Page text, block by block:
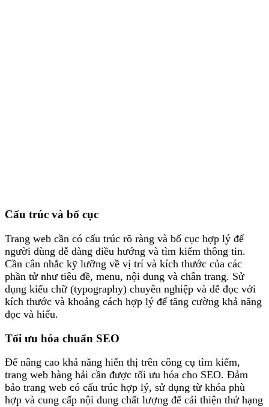
Cấu trúc và bố cục
Trang web cần có cấu trúc rõ ràng và bố cục hợp lý để
người dùng dễ dàng điều hướng và tìm kiếm thông tin.
Cần cân nhắc kỹ lưỡng về vị trí và kích thước của các
phần tử như tiêu đề, menu, nội dung và chân trang. Sử
dụng kiểu chữ (typography) chuyên nghiệp và dễ đọc với
kích thước và khoảng cách hợp lý để tăng cường khả năng
đọc và hiểu.
Tối ưu hóa chuẩn SEO
Để nâng cao khả năng hiển thị trên công cụ tìm kiếm,
trang web hàng hải cần được tối ưu hóa cho SEO. Đảm
bảo trang web có cấu trúc hợp lý, sử dụng từ khóa phù
hợp và cung cấp nội dung chất lượng để cải thiện thứ hạng